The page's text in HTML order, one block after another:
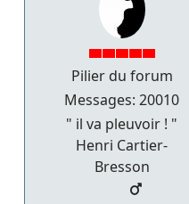
Pilier du forum
Messages: 20010
" il va pleuvoir ! "
Henri Cartier-
Bresson